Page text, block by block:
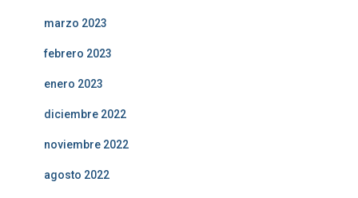
marzo 2023
febrero 2023
enero 2023
diciembre 2022
noviembre 2022
agosto 2022